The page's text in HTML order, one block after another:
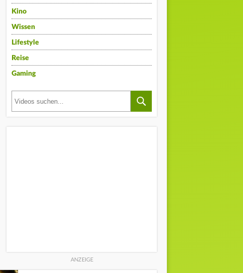
Kino
Wissen
Lifestyle
Reise
Gaming